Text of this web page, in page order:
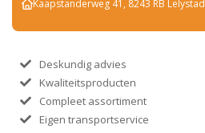
Kaapstanderweg 41, 8243 RB Lelystad
Deskundig advies
Kwaliteitsproducten
Compleet assortiment
Eigen transportservice